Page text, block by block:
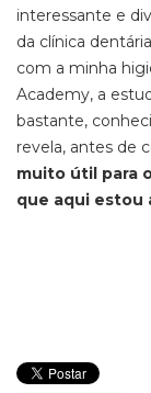
interessante e
da clínica
com a minha
Academy, a
bastante,
revela, antes de
muito útil para
que aqui estou